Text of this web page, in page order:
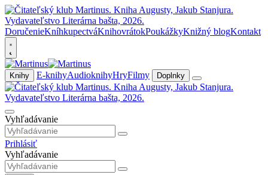
DoručenieKníhkupectváKnihovrátokPoukážkyKnižný blogKontakt
Knihy E-knihyAudioknihyHryFilmy Doplnky
Vyhľadávanie
Prihlásiť
Vyhľadávanie